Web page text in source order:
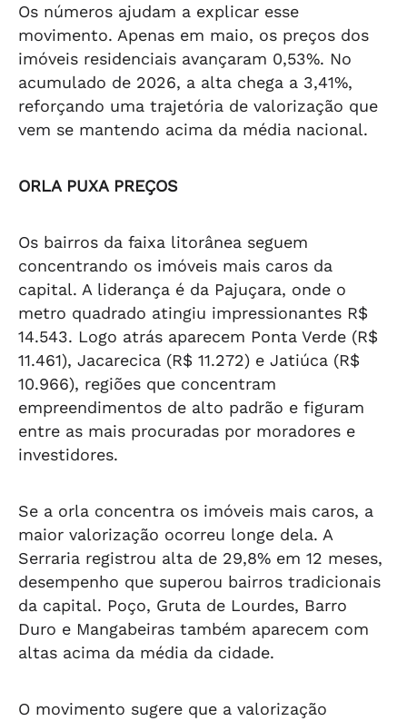
Os números ajudam a explicar esse
movimento. Apenas em maio, os preços dos
imóveis residenciais avançaram 0,53%. No
acumulado de 2026, a alta chega a 3,41%,
reforçando uma trajetória de valorização que
vem se mantendo acima da média nacional.
ORLA PUXA PREÇOS
Os bairros da faixa litorânea seguem
concentrando os imóveis mais caros da
capital. A liderança é da Pajuçara, onde o
metro quadrado atingiu impressionantes R$
14.543. Logo atrás aparecem Ponta Verde (R$
11.461), Jacarecica (R$ 11.272) e Jatiúca (R$
10.966), regiões que concentram
empreendimentos de alto padrão e figuram
entre as mais procuradas por moradores e
investidores.
Se a orla concentra os imóveis mais caros, a
maior valorização ocorreu longe dela. A
Serraria registrou alta de 29,8% em 12 meses,
desempenho que superou bairros tradicionais
da capital. Poço, Gruta de Lourdes, Barro
Duro e Mangabeiras também aparecem com
altas acima da média da cidade.
O movimento sugere que a valorização